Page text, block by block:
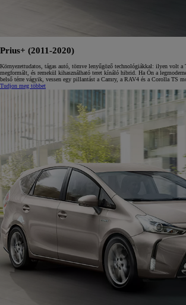
Prius+ (2011-2020)
Környezettudatos, tágas autó, tömve lenyűgöző technológiákkal: ilyen volt a
megformált, és remekül kihasználható teret kínáló hibrid. Ha Ön a
belső térre vágyik, vessen egy pillantást a Camry, a RAV4 és a Corolla TS
Tudjon meg többet